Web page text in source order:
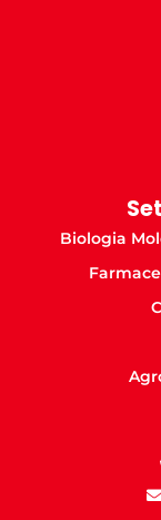
Biologia